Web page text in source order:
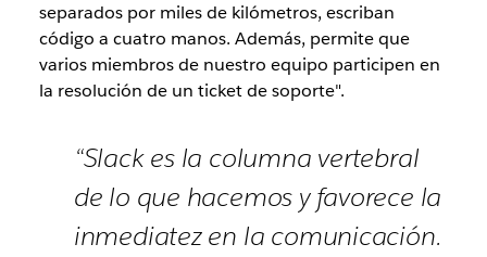
separados por miles de kilómetros, escriban
código a cuatro manos. Además, permite que
varios miembros de nuestro equipo participen en
la resolución de un ticket de soporte".
“Slack es la columna vertebral
de lo que hacemos y favorece la
inmediatez en la comunicación.